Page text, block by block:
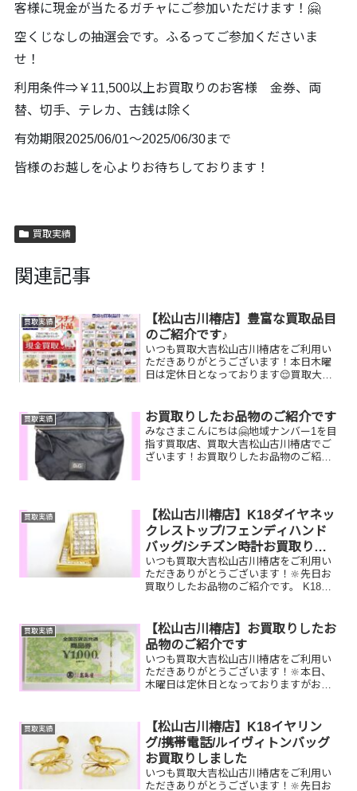
客様に現金が当たるガチャにご参加いただけます！🤗
空くじなしの抽選会です。ふるってご参加くださいま
せ！
利用条件⇒￥11,500以上お買取りのお客様 金券、両
替、切手、テレカ、古銭は除く
有効期限2025/06/01〜2025/06/30まで
皆様のお越しを心よりお待ちしております！
買取実績
関連記事
買取実績
【松山古川椿店】豊富な買取品目
のご紹介です♪
いつも買取大吉松山古川椿店をご利用い
ただきありがとうございます！本日木曜
日は定休日となっております😌買取大吉
ー、時計etc.はもちろん、他店で断られ
たものや、片手でお持ちい...
買取実績 お買取りしたお品物のご紹介です
みなさまこんにちは🤗地域ナンバー1を目
指す買取店、買取大吉松山古川椿店でご
ざいます！お買取りしたお品物のご紹介
🤗皆様のお越しを心よ...
買取実績
【松山古川椿店】K18ダイヤネッ
クレストップ/フェンディハンド
バッグ/シチズン時計お買取りし
ました
いつも買取大吉松山古川椿店をご利用い
ただきありがとうございます！🔆先日お
買取りしたお品物のご紹介です。 K18ダ
品物はございませんか？ぜひ買取大吉松
山古川椿店にお査...
買取実績
【松山古川椿店】お買取りしたお
品物のご紹介です
いつも買取大吉松山古川椿店をご利用い
ただきありがとうございます！🔆本日、
木曜日は定休日となっておりますがお買
お品物ぜひ！買取大吉松山古川椿店にお
査定させてください！🤗...
買取実績
【松山古川椿店】K18イヤリン
グ/携帯電話/ルイヴィトンバッグ
お買取りしました
いつも買取大吉松山古川椿店をご利用い
ただきありがとうございます！🔆先日お